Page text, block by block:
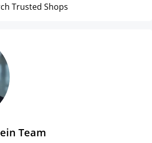
Trusted Shops
Team